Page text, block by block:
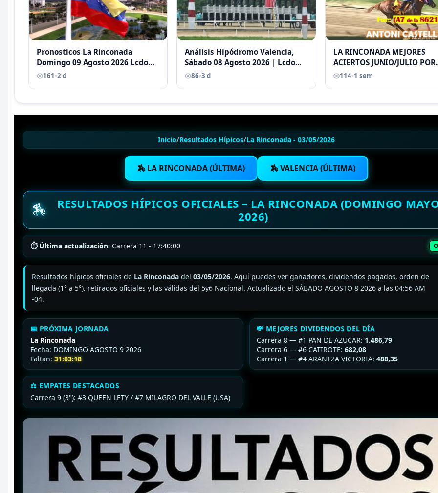
Pronosticos La Rinconada
Domingo 09 Agosto 2026 Lcdo
Antoni Castellano
161•2 d
Análisis Hipódromo Valencia,
Sábado 08 Agosto 2026 | Lcdo
Antoni Castellano |
86•3 d
LA RINCONADA MEJORES
ACIERTOS JUNIO/JULIO POR
ANTONI CASTELLANO
114•1 sem
Inicio/Resultados Hípicos/La Rinconada - 03/05/2026
🏇 LA RINCONADA (ÚLTIMA) 🏇 VALENCIA (ÚLTIMA)
🏇
RESULTADOS HÍPICOS OFICIALES – LA RINCONADA (DOMINGO
2026)
⏱ Última actualización: Carrera 11 - 17:40:00
Resultados hípicos oficiales de La Rinconada del 03/05/2026. Aquí puedes ver ganadores, dividendos pagados, orden de
llegada (1° a 5°), retirados oficiales y las válidas del 5y6 Nacional. Actualizado el SÁBADO AGOSTO 8 2026 a las 04:56 AM
-04.
📅 PRÓXIMA JORNADA
La Rinconada
Fecha: DOMINGO AGOSTO 9 2026
Faltan: 31:03:16
💸 MEJORES DIVIDENDOS DEL DÍA
Carrera 8 — #1 PAN DE AZUCAR: 1.486,79
Carrera 6 — #6 CATIROTE: 682,08
Carrera 1 — #4 ARANTZA VICTORIA: 488,35
⚖ EMPATES DESTACADOS
Carrera 9 (3°): #3 QUEEN LETY / #7 MILAGRO DEL VALLE (USA)